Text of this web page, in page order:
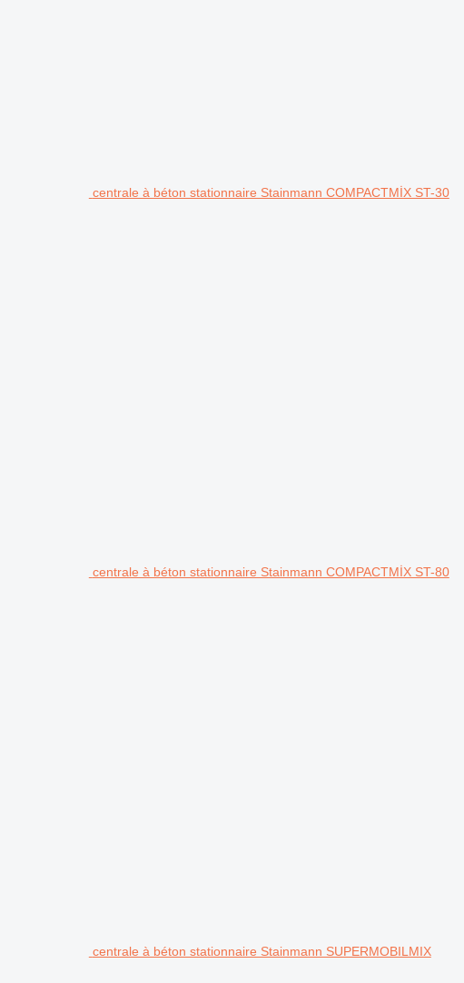
centrale à béton stationnaire Stainmann COMPACTMİX ST-30
centrale à béton stationnaire Stainmann COMPACTMİX ST-80
centrale à béton stationnaire Stainmann SUPERMOBILMIX